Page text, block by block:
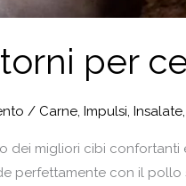
per
/ Carne Impulsi Insalate
dei migliori cibi
perfettamente con il pollo